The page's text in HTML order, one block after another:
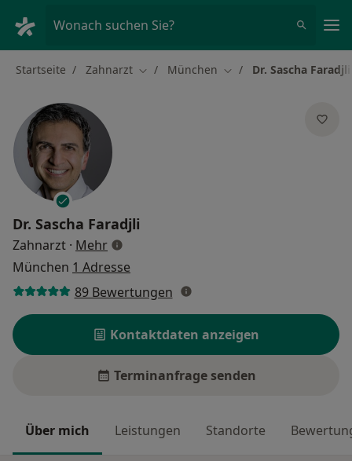
Wonach suchen Sie?
Startseite Zahnarzt Stadt ändern
München Stadt ändern
Dr. Sascha Faradjli
Dr. Sascha Faradjli
Zahnarzt · Mehrüber Spezialisierungen
München 1 Adresse
89 Bewertungen
Kontaktdaten anzeigen
Terminanfrage senden
Über mich Leistungen Standorte